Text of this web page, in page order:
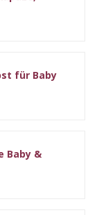
für Baby
Baby &